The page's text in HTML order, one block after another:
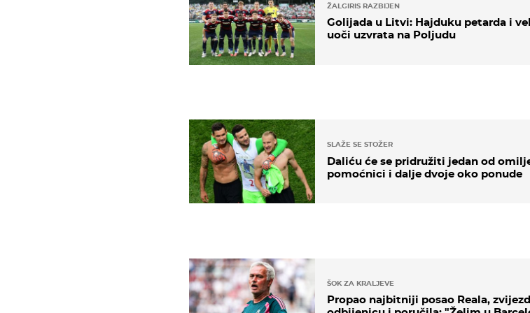
0 1
novinarčići kako ne shvaćate da su ovakva pitanja jadna, kad
nekoga izvana pitaš kakve su nam šanse, nedostatak
samopouzdanja? pitaj ga za Italiju to je njegova domena
0 0